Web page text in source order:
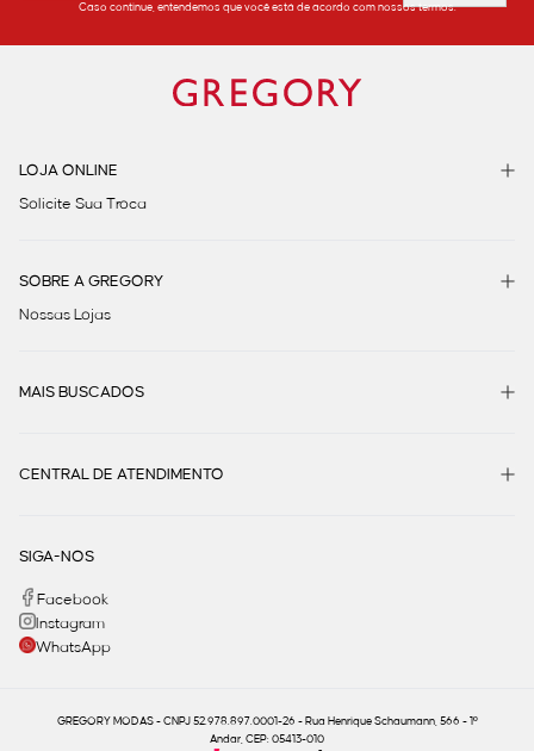
Caso continue, entendemos que você está de acordo com nossos termos.
LOJA ONLINE
Solicite Sua Troca
SOBRE A GREGORY
Nossas Lojas
MAIS BUSCADOS
CENTRAL DE ATENDIMENTO
SIGA-NOS
Facebook
Instagram
WhatsApp
GREGORY MODAS - CNPJ 52.978.897.0001-26 - Rua Henrique Schaumann, 566 - 1º
Andar, CEP: 05413-010